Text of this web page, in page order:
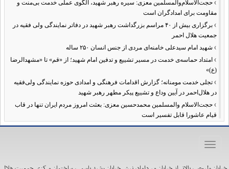
› حجت‌الاسلام‌والمسلمین معزی: سیره رهبر شهید، الگوی عملی خدمت بی‌منت و
مقاومت برای امدادگران است
›
برگزاری بیش از ۴۰ مراسم بزرگداشت رهبر شهید در دفاتر نمایندگی ولی فقیه در
جمعیت هلال احمر
› شهید امام سیدعلی خامنه‌ای مردی از جنس انسان ۲۵۰ ساله
› امتداد حماسه‌ی خدمت در مسیر تشییع و تدفین امام شهید؛ از «قم» تا «مشهدالرضا
(ع)»
› تجلی خدمت مومنانه؛ گزارش اقدامات فرهنگی و امدادی حوزه نمایندگی ولی‌فقیه
در هلال‌احمر در آیین وداع و تشییع پیکر مطهر رهبر شهید
› حجت‌الاسلام والمسلمین محمدحسین معزی: بعثت امروز مردم ایران تنها در قاب
قیام عاشورا قابل تفسیر است
›آمادگی همه‌جانبه معاونت فرهنگی حوزه نمایندگی ولی‌فقیه هلال‌احمر برای
›طنین نوای حسینی در ساختمان صلح؛ ویژه‌برنامه‌های عزاداری دهه اول محرم در
Toggle